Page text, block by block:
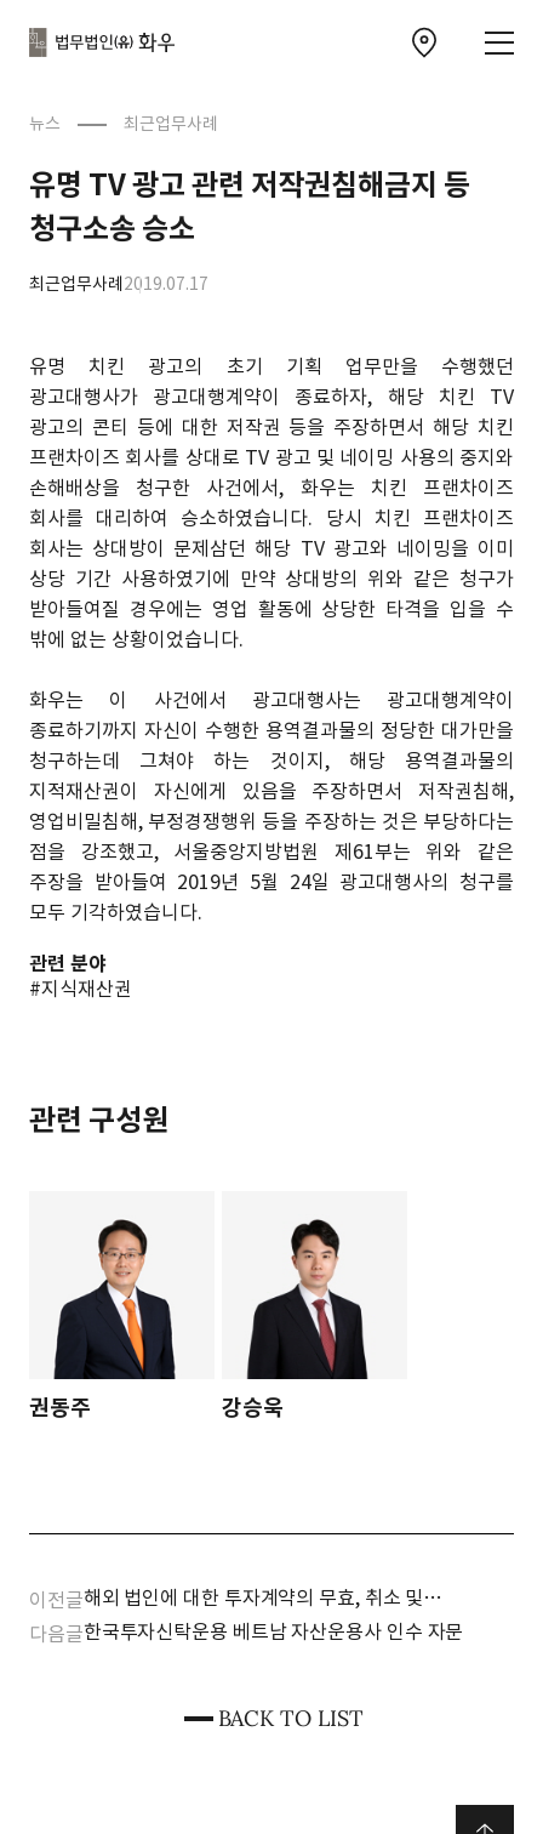
뉴스 최근업무사례
유명 TV 광고 관련 저작권침해금지 등
청구소송 승소
최근업무사례2019.07.17
유명 치킨 광고의 초기 기획 업무만을 수행했던
광고대행사가 광고대행계약이 종료하자, 해당 치킨 TV
광고의 콘티 등에 대한 저작권 등을 주장하면서 해당 치킨
프랜차이즈 회사를 상대로 TV 광고 및 네이밍 사용의 중지와
손해배상을 청구한 사건에서, 화우는 치킨 프랜차이즈
회사를 대리하여 승소하였습니다. 당시 치킨 프랜차이즈
회사는 상대방이 문제삼던 해당 TV 광고와 네이밍을 이미
상당 기간 사용하였기에 만약 상대방의 위와 같은 청구가
받아들여질 경우에는 영업 활동에 상당한 타격을 입을 수
밖에 없는 상황이었습니다.
화우는 이 사건에서 광고대행사는 광고대행계약이
종료하기까지 자신이 수행한 용역결과물의 정당한 대가만을
청구하는데 그쳐야 하는 것이지, 해당 용역결과물의
지적재산권이 자신에게 있음을 주장하면서 저작권침해,
영업비밀침해, 부정경쟁행위 등을 주장하는 것은 부당하다는
점을 강조했고, 서울중앙지방법원 제61부는 위와 같은
주장을 받아들여 2019년 5월 24일 광고대행사의 청구를
모두 기각하였습니다.
관련 분야
#지식재산권
관련 구성원
권동주 강승욱
이전글해외 법인에 대한 투자계약의 무효, 취소 및
계약위반, 불법행위 등에 따른 부당이득,
BACK TO LIST
다음글한국투자신탁운용 베트남 자산운용사 인수 자문